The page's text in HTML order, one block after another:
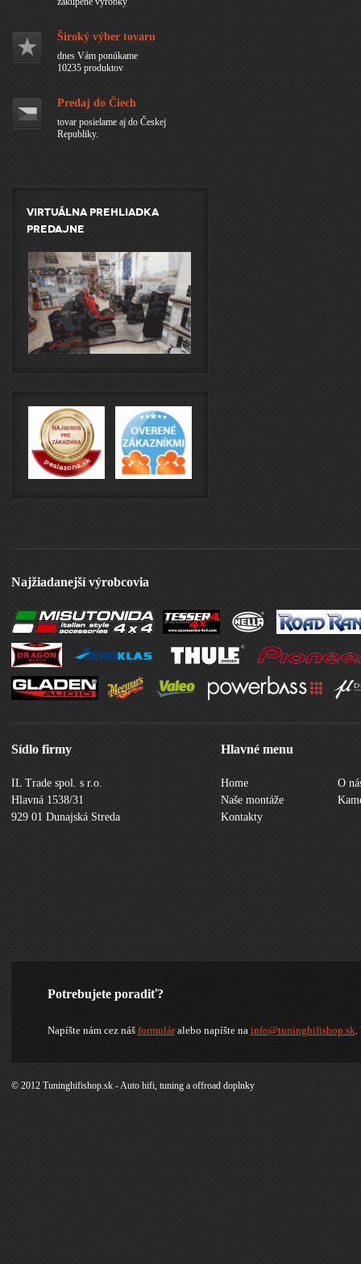
Široký výber tovaru
dnes Vám ponúkame
10235 produktov
Predaj do Čiech
tovar posielame aj do Českej
Republiky.
Virtuálna prehliadka
predajne
Najžiadanejší výrobcovia
Sídlo firmy
IL Trade spol. s r.o.
Hlavná 1538/31
929 01 Dunajská Streda
Hlavné menu
Home
O
Naše montáže
Kontakty
Potrebujete poradiť?
Napíšte nám cez náš formuláralebo napíšte na info@tuninghifishop.sk.
© 2012 Tuninghifishop.sk - Auto hifi, tuning a offroad doplnky